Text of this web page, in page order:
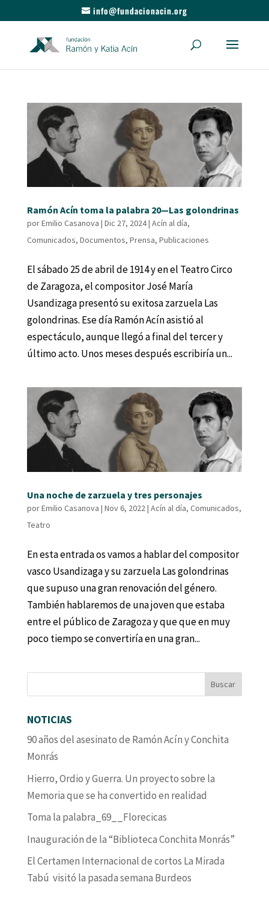
info@fundacionacin.org
Ramón Acín toma la palabra 20—Las golondrinas
porEmilio Casanova | Dic 27, 2024| Acín al día,
Comunicados, Documentos, Prensa, Publicaciones
El sábado 25 de abril de 1914 y en el Teatro Circo
de Zaragoza, el compositor José María
Usandizaga presentó su exitosa zarzuela Las
golondrinas. Ese día Ramón Acín asistió al
espectáculo, aunque llegó a final del tercer y
último acto. Unos meses después escribiría un...
Una noche de zarzuela y tres personajes
porEmilio Casanova | Nov 6, 2022| Acín al día, Comunicados,
Teatro
En esta entrada os vamos a hablar del compositor
vasco Usandizaga y su zarzuela Las golondrinas
que supuso una gran renovación del género.
También hablaremos de una joven que estaba
entre el público de Zaragoza y que que en muy
poco tiempo se convertiría en una gran...
NOTICIAS
90 años del asesinato de Ramón Acín y Conchita
Monrás
Hierro, Ordio y Guerra. Un proyecto sobre la
Memoria que se ha convertido en realidad
Toma la palabra_69__Florecicas
Inauguración de la “Biblioteca Conchita Monrás”
El Certamen Internacional de cortos La Mirada
Tabú visitó la pasada semana Burdeos